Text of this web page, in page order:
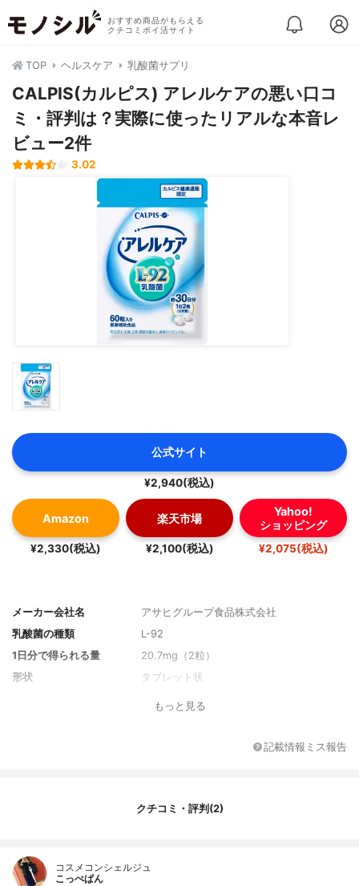
おすすめ商品がもらえる
クチコミポイ活サイト
TOP ヘルスケア 乳酸菌サプリ
CALPIS(カルピス) アレルケアの悪い口コ
ミ・評判は？実際に使ったリアルな本音レ
ビュー2件
3.02
公式サイト
¥2,940(税込)
Amazon
¥2,330(税込)
楽天市場
¥2,100(税込)
Yahoo!
ショッピング
¥2,075(税込)
メーカー会社名
アサヒグループ食品株式会社
乳酸菌の種類
L-92
1日分で得られる量
20.7mg（2粒）
形状
タブレット状
もっと見る
記載情報ミス報告
クチコミ・評判(2)
コスメコンシェルジュ
こっぺぱん